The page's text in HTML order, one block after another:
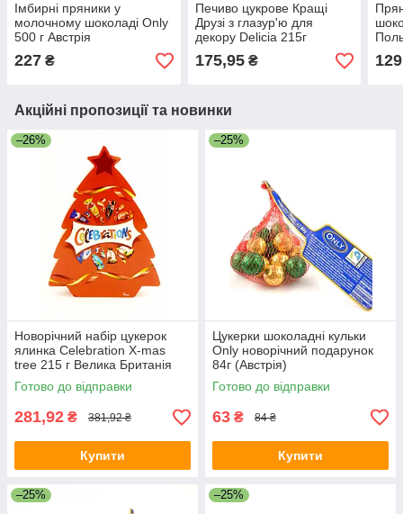
Імбирні пряники у
молочному шоколаді Only
500 г Австрія
227 ₴
Печиво цукрове Кращі
Друзі з глазур'ю для
декору Delicia 215г
175,95₴
Акційні пропозиції та новинки
–26%
Новорічний набір цукерок
ялинка Celebration X-mas
tree 215 г Велика Британія
Готово до відправки
281,92 ₴ 381,92 ₴
Купити
–25%
Цукерки шоколадні кульки
Only новорічний подарунок
84г (Австрія)
Готово до відправки
63 ₴ 84 ₴
Купити
–25% –25%